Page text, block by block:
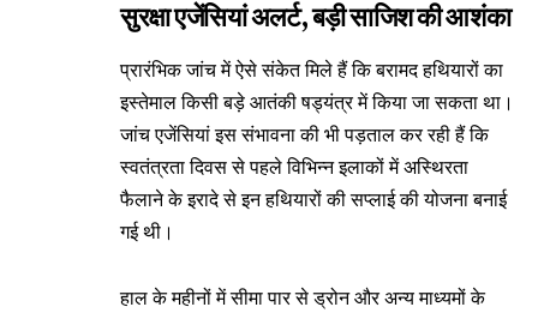
सुरक्षा एजेंसियां अलर्ट, बड़ी साजिश की आशंका
प्रारंभिक जांच में ऐसे संकेत मिले हैं कि बरामद हथियारों का
इस्तेमाल किसी बड़े आतंकी षड्यंत्र में किया जा सकता था।
जांच एजेंसियां इस संभावना की भी पड़ताल कर रही हैं कि
स्वतंत्रता दिवस से पहले विभिन्न इलाकों में अस्थिरता
फैलाने के इरादे से इन हथियारों की सप्लाई की योजना बनाई
गई थी।
हाल के महीनों में सीमा पार से ड्रोन और अन्य माध्यमों के